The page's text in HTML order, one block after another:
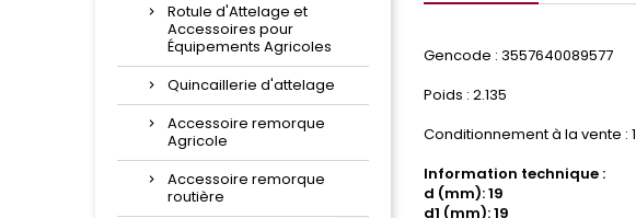
Rotule d'Attelage et
Accessoires pour
Équipements Agricoles
Quincaillerie d'attelage
Accessoire remorque
Agricole
Accessoire remorque
routière
Gencode : 3557640089577
Poids : 2.135
Conditionnement à la vente : 1
Information technique :
d (mm): 19
d1 (mm): 19